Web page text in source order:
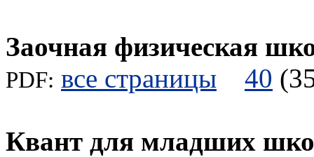
Заочная физическая
PDF: все страницы 40
Квант для младших